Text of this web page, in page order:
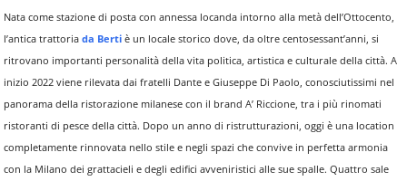
Nata come stazione di posta con annessa locanda intorno alla metà dell’Ottocento,
l’antica trattoria da Berti è un locale storico dove, da oltre centosessant’anni, si
ritrovano importanti personalità della vita politica, artistica e culturale della città. A
inizio 2022 viene rilevata dai fratelli Dante e Giuseppe Di Paolo, conosciutissimi nel
panorama della ristorazione milanese con il brand A’ Riccione, tra i più rinomati
ristoranti di pesce della città. Dopo un anno di ristrutturazioni, oggi è una location
completamente rinnovata nello stile e negli spazi che convive in perfetta armonia
con la Milano dei grattacieli e degli edifici avveniristici alle sue spalle. Quattro sale